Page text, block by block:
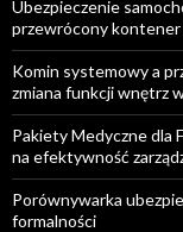
Ubezpieczenie
przewrócony kontener
Komin systemowy a
zmiana funkcji wnętrz
Pakiety Medyczne dla
na efektywność
Porównywarka
formalności